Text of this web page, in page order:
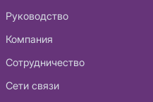
Руководство
Компания
Сотрудничество
Сети связи